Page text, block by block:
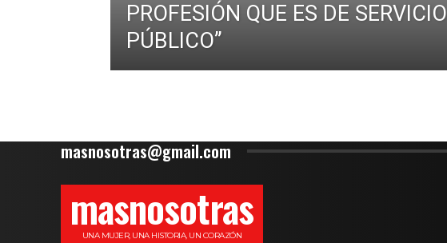
PROFESIÓN QUE ES DE SERVICIO
PÚBLICO”
masnosotras@gmail.com
masnosotras
UNA MUJER, UNA HISTORIA, UN CORAZÓN